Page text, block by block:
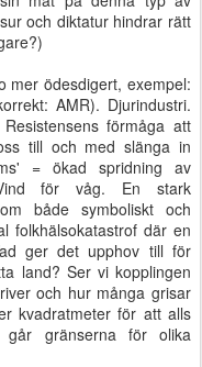
och diktatur hindrar rätt
mer ödesdigert, exempel:
AMR). Djurindustri.
förmåga att
till och med slänga in
= ökad spridning av
för våg. En stark
både symboliskt och
folkhälsokatastrof där en
ger det upphov till för
land? Ser vi kopplingen
och hur många grisar
kvadratmeter för att alls
gränserna för olika